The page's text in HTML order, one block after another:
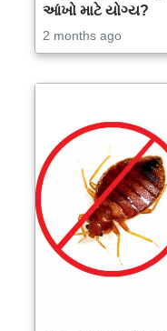
આંખો માટે યોગ્ય?
2 months ago